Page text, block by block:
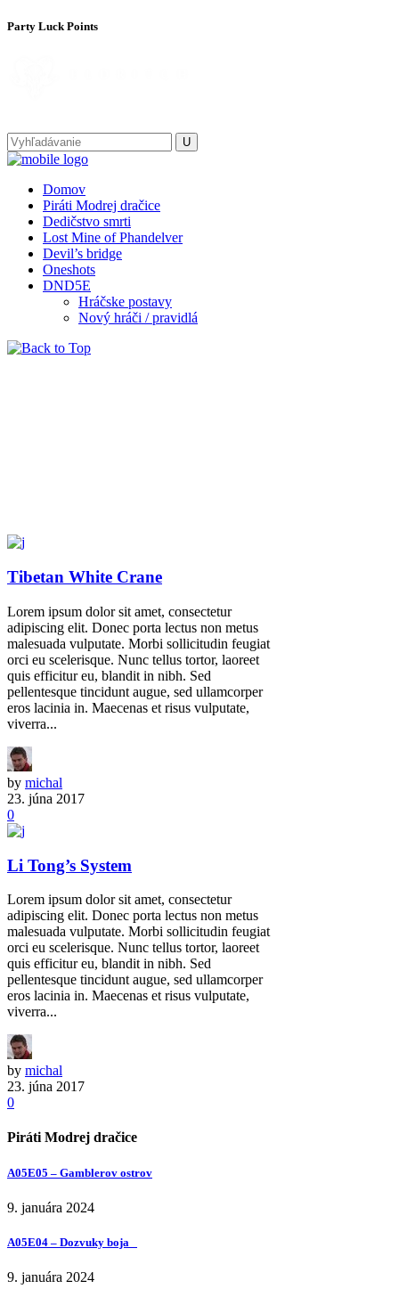
Party Luck Points
Domov
Piráti Modrej dračice
Dedičstvo smrti
Lost Mine of Phandelver
Devil’s bridge
Oneshots
DND5E
Hráčske postavy
Nový hráči / pravidlá
Tibetan White Crane
Lorem ipsum dolor sit amet, consectetur
adipiscing elit. Donec porta lectus non metus
malesuada vulputate. Morbi sollicitudin feugiat
orci eu scelerisque. Nunc tellus tortor, laoreet
quis efficitur eu, blandit in nibh. Sed
pellentesque tincidunt augue, sed ullamcorper
eros lacinia in. Maecenas et risus vulputate,
viverra...
by michal
23. júna 2017
0
Li Tong’s System
Lorem ipsum dolor sit amet, consectetur
adipiscing elit. Donec porta lectus non metus
malesuada vulputate. Morbi sollicitudin feugiat
orci eu scelerisque. Nunc tellus tortor, laoreet
quis efficitur eu, blandit in nibh. Sed
pellentesque tincidunt augue, sed ullamcorper
eros lacinia in. Maecenas et risus vulputate,
viverra...
by michal
23. júna 2017
0
Piráti Modrej dračice
A05E05 – Gamblerov ostrov
9. januára 2024
A05E04 – Dozvuky boja
9. januára 2024